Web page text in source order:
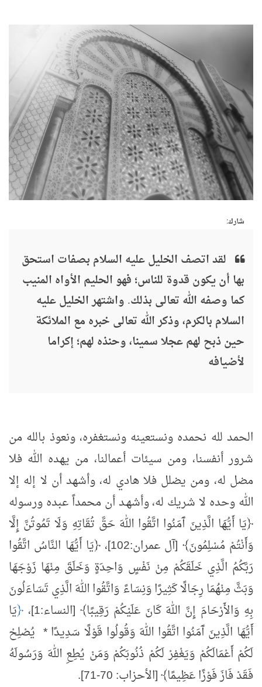
شارك:
لقد اتصف الخليل عليه السلام بصفات استحق
بها أن يكون قدوة للناس؛ فهو الحليم الأواه المنيب
كما وصفه الله تعالى بذلك. واشتهر الخليل عليه
السلام بالكرم، وذكر الله تعالى خبره مع الملائكة
حين ذبح لهم عجلا سمينا، وحنذه لهم؛ إكراما
لأضيافه
الحمد لله نحمده ونستعينه ونستغفره، ونعوذ بالله من
شرور أنفسنا، ومن سيئات أعمالنا، من يهده الله فلا
مضل له، ومن يضلل فلا هادي له، وأشهد أن لا إله إلا
الله وحده لا شريك له، وأشهـد أن محمداً عبده ورسوله
﴿يَا أَيُّهَا الَّذِينَ آَمَنُوا اتَّقُوا اللهَ حَقَّ تُقَاتِهِ وَلَا تَمُوتُنَّ إِلَّا
وَأَنْتُمْ مُسْلِمُونَ﴾ [آل عمران:102]، ﴿يَا أَيُّهَا النَّاسُ اتَّقُوا
رَبَّكُمُ الَّذِي خَلَقَكُمْ مِنْ نَفْسٍ وَاحِدَةٍ وَخَلَقَ مِنْهَا زَوْجَهَا
وَبَثَّ مِنْهُمَا رِجَالًا كَثِيرًا وَنِسَاءً وَاتَّقُوا اللهَ الَّذِي تَسَاءَلُونَ
بِهِ وَالأَرْحَامَ إِنَّ اللهَ كَانَ عَلَيْكُمْ رَقِيبًا﴾ [النساء:1]،
﴿يَا
أَيُّهَا الَّذِينَ آَمَنُوا اتَّقُوا اللهَ وَقُولُوا قَوْلًا سَدِيدًا * يُصْلِحْ
لَكُمْ أَعْمَالَكُمْ وَيَغْفِرْ لَكُمْ ذُنُوبَكُمْ وَمَنْ يُطِعِ اللهَ وَرَسُولَهُ
فَقَدْ فَازَ فَوْزًا عَظِيمًا﴾ [الأحزاب: 70-71].